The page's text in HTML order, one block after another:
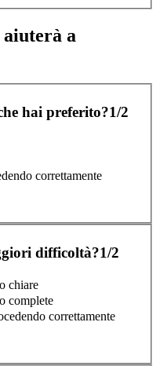
a
hai preferito?1/2
correttamente
difficoltà?1/2
chiare
complete
correttamente